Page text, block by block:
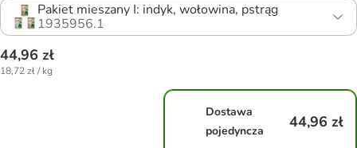
Pakiet mieszany I: indyk, wołowina, pstrąg
1935956.1
44,96 zł
18,72 zł / kg
Dostawa
pojedyncza
44,96 zł